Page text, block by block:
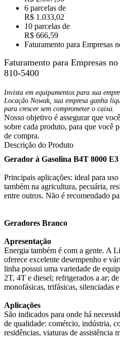
6 parcelas de
R$ 1.033,02
10 parcelas de
R$ 666,59
Faturamento para Empresas
Faturamento para Empresas
810-5400
Invista em equipamentos para sua
Locação Nowak, sua empresa ganha
para crescer sem comprometer o caixa.
Nosso objetivo é assegurar que
sobre cada produto, para que você
de compra.
Descrição do Produto
Gerador à Gasolina B4T 8000
Principais aplicações: ideal para
também na agricultura, pecuária,
entre outros. Não é recomendado
Geradores Branco
Apresentação
Energia também é com a gente. A
oferece excelente desempenho e
linha possui uma variedade de
2T, 4T e diesel; refrigerados a ar;
monofásicas, trifásicas, silenciadas
Aplicações
São indicados para onde há
de qualidade: comércio, indústria,
residências, viaturas de assistência